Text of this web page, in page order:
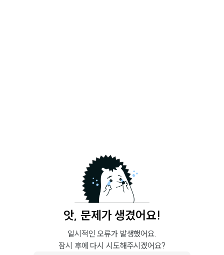
앗, 문제가 생겼어요!
일시적인 오류가 발생했어요.
잠시 후에 다시 시도해주시겠어요?